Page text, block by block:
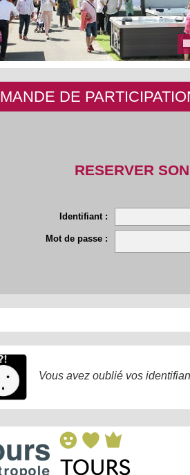
DE
RESERVER
Identifiant :
Mot de passe :
Vous avez oublié vos